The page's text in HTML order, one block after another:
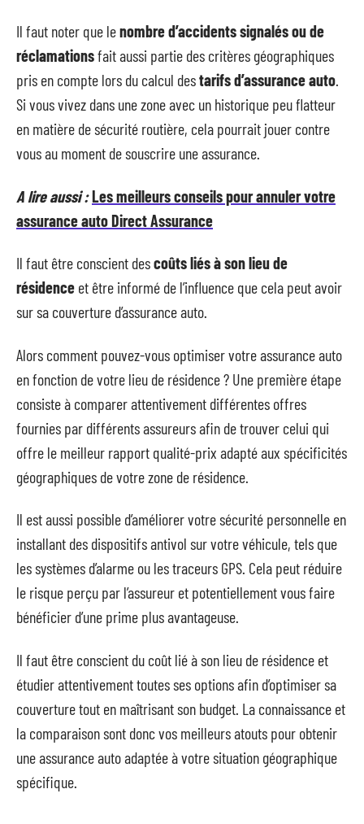
Il faut noter que lenombre d’accidents signalés ou de
réclamationsfait aussi partie des critères géographiques
pris en compte lors du calcul destarifs d’assurance auto.
Si vous vivez dans une zone avec un historique peu flatteur
en matière de sécurité routière, cela pourrait jouer contre
vous au moment de souscrire une assurance.
A lire aussi :Les meilleurs conseils pour annuler votre
assurance auto Direct Assurance
Il faut être conscient descoûts liés à son lieu de
résidence et être informé de l’influence que cela peut avoir
sur sa couverture d’assurance auto.
Alors comment pouvez-vous optimiser votre assurance auto
en fonction de votre lieu de résidence ? Une première étape
consiste à comparer attentivement différentes offres
fournies par différents assureurs afin de trouver celui qui
offre le meilleur rapport qualité-prix adapté aux spécificités
géographiques de votre zone de résidence.
Il est aussi possible d’améliorer votre sécurité personnelle en
installant des dispositifs antivol sur votre véhicule, tels que
les systèmes d’alarme ou les traceurs GPS. Cela peut réduire
le risque perçu par l’assureur et potentiellement vous faire
bénéficier d’une prime plus avantageuse.
Il faut être conscient du coût lié à son lieu de résidence et
étudier attentivement toutes ses options afin d’optimiser sa
couverture tout en maîtrisant son budget. La connaissance et
la comparaison sont donc vos meilleurs atouts pour obtenir
une assurance auto adaptée à votre situation géographique
spécifique.